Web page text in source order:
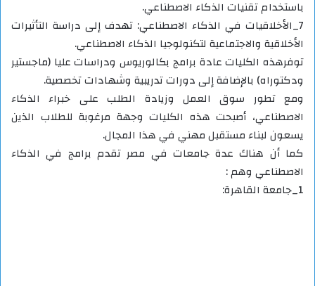
باستخدام تقنيات الذكاء الاصطناعي.
7_الأخلاقيات في الذكاء الاصطناعي: تهدف إلى دراسة التأثيرات
الأخلاقية والاجتماعية لتكنولوجيا الذكاء الاصطناعي.
توفرهذه الكليات عادة برامج بكالوريوس ودراسات عليا (ماجستير
ودكتوراه) بالإضافة إلى دورات تدريبية وشهادات تخصصية.
ومع تطور سوق العمل وزيادة الطلب على خبراء الذكاء
الاصطناعي، أصبحت هذه الكليات وجهة مرغوبة للطلاب الذين
يسعون لبناء مستقبل مهني في هذا المجال.
كما أن هناك عدة جامعات في مصر تقدم برامج في الذكاء
الاصطناعي وهم :
1_جامعة القاهرة: